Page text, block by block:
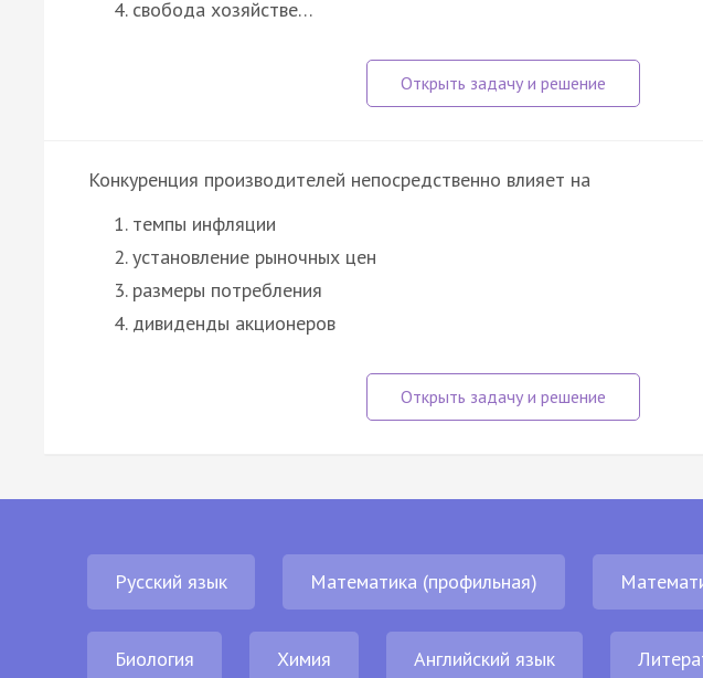
свобода хозяйстве…
Конкуренция производителей непосредственно влияет на
темпы инфляции
установление рыночных цен
размеры потребления
дивиденды акционеров
Русский язык Математика (профильная)
Биология Химия Английский язык